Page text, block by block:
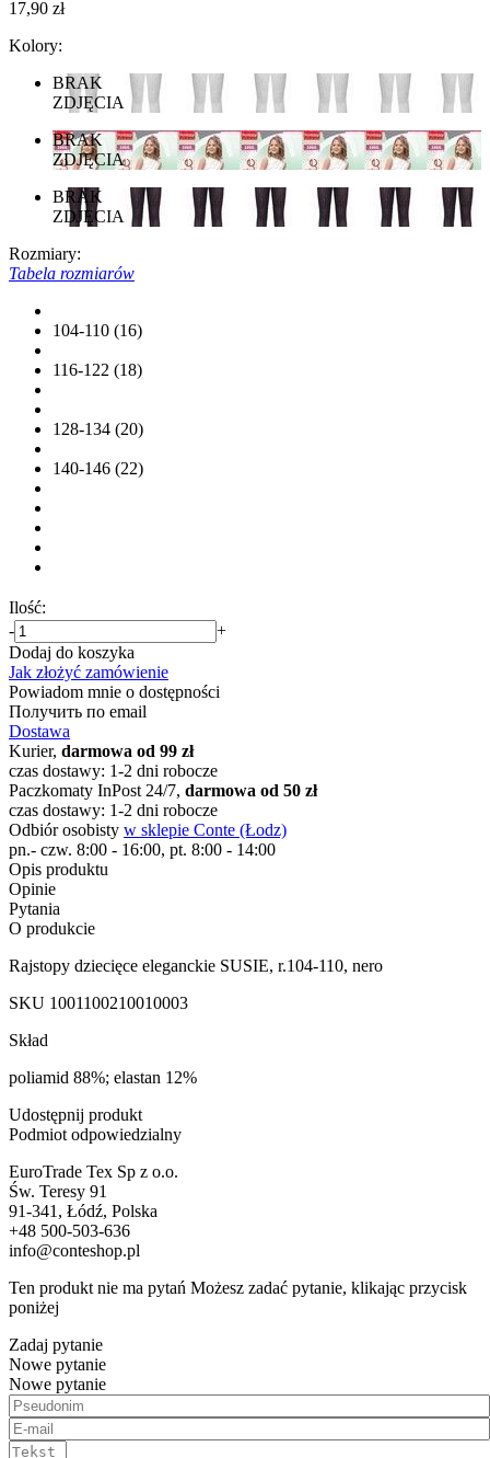
17,90 zł
Kolory:
BRAK
ZDJĘCIA
BRAK
ZDJĘCIA
BRAK
ZDJĘCIA
Rozmiary:
Tabela rozmiarów
104-110 (16)
116-122 (18)
128-134 (20)
140-146 (22)
Ilość:
-
+
Dodaj do koszyka
Jak złożyć zamówienie
Powiadom mnie o dostępności
Получить по email
Dostawa
Kurier, darmowa od 99 zł
czas dostawy: 1-2 dni robocze
Paczkomaty InPost 24/7, darmowa od 50 zł
czas dostawy: 1-2 dni robocze
Odbiór osobisty w sklepie Conte (Łodz)
pn.- czw. 8:00 - 16:00, pt. 8:00 - 14:00
Opis produktu
Opinie
Pytania
O produkcie
Rajstopy dziecięce eleganckie SUSIE, r.104-110, nero
SKU 1001100210010003
Skład
poliamid 88%; elastan 12%
Udostępnij produkt
Podmiot odpowiedzialny
EuroTrade Tex Sp z o.o.
Św. Teresy 91
91-341, Łódź, Polska
+48 500-503-636
info@conteshop.pl
Ten produkt nie ma pytań Możesz zadać pytanie, klikając przycisk
poniżej
Zadaj pytanie
Nowe pytanie
Nowe pytanie